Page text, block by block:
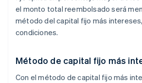
el monto total reembolsado será
método del capital fijo más
condiciones.
Método de capital fijo más
Con el método de capital fijo más